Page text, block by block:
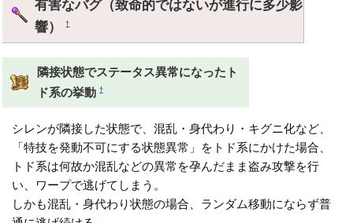
有害なバグ（致命的ではないが進行に多少影
響）†
隣接状態でステータス異常になったト
ド系の挙動 †
シレンが隣接した状態で、混乱・身代わり・キグニ化など、
「特技を発動不可にする状態異常」をトド系にかけた場合、
トド系は何故か混乱などの異常を孕んだまま盗み攻撃を行
い、ワープで逃げてしまう。
しかも混乱・身代わり状態の場合、ランダム移動にならず普